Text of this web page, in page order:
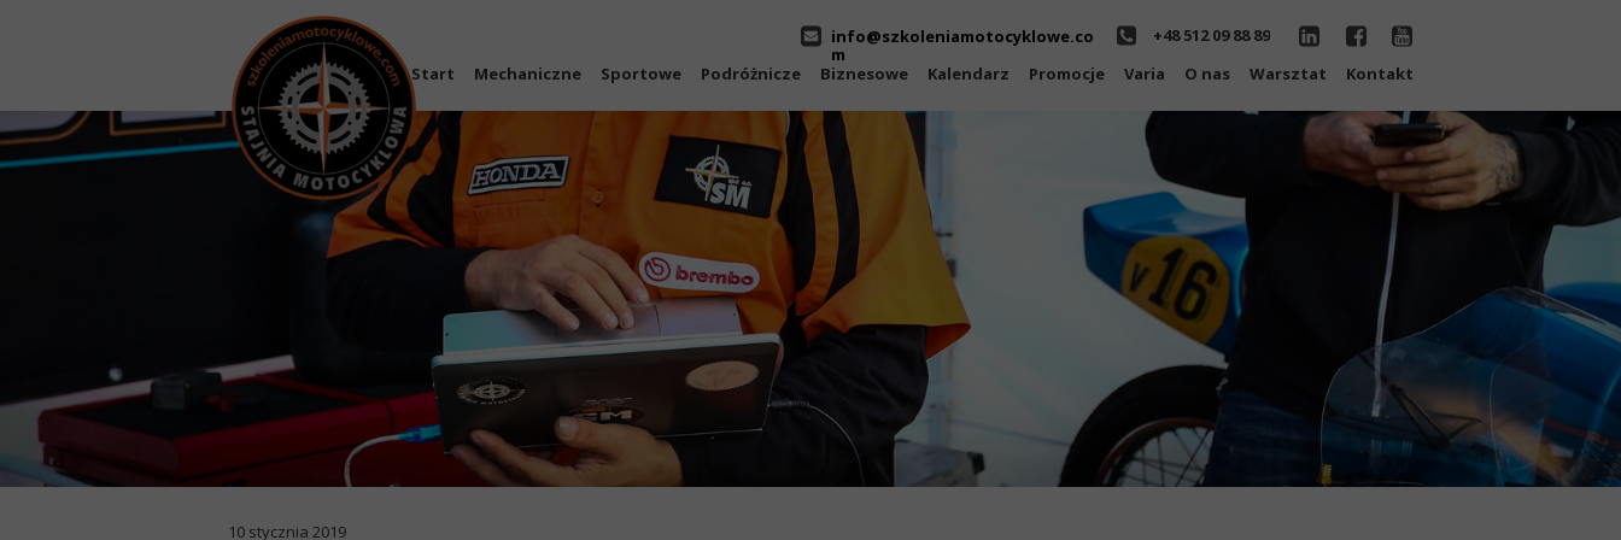
Start Mechaniczne Sportowe Podróżnicze Biznesowe Kalendarz Promocje Varia O nas Warsztat Kontakt
info@szkoleniamotocyklowe.co
m
+48 512 09 88 89
10 stycznia 2019